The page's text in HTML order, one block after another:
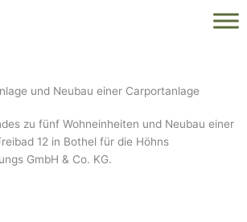
und Neubau einer Carportanlage
zu fünf Wohneinheiten und Neubau einer
12 in Bothel für die Höhns
GmbH & Co. KG.